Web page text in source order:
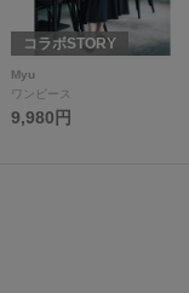
コラボSTORY
Myu
ワンピース
9,980円